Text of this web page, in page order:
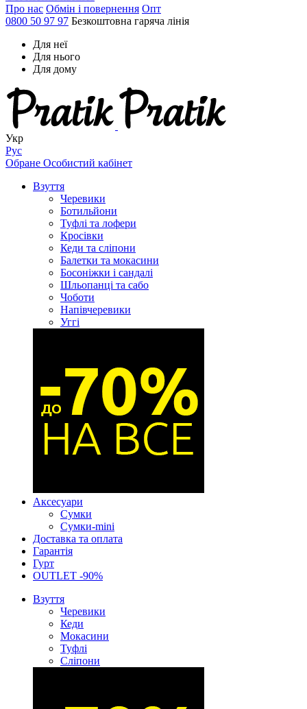
Про нас Обмін і повернення Опт
0800 50 97 97 Безкоштовна гаряча лінія
Для неї
Для нього
Для дому
Укр
Рус
Обране Особистий кабінет
Взуття
Черевики
Ботильйони
Туфлі та лофери
Кросівки
Кеди та сліпони
Балетки та мокасини
Босоніжки і сандалі
Шльопанці та сабо
Чоботи
Напівчеревики
Уггі
Аксесуари
Сумки
Сумки-mini
Доставка та оплата
Гарантія
Гурт
OUTLET -90%
Взуття
Черевики
Кеди
Мокасини
Туфлі
Сліпони